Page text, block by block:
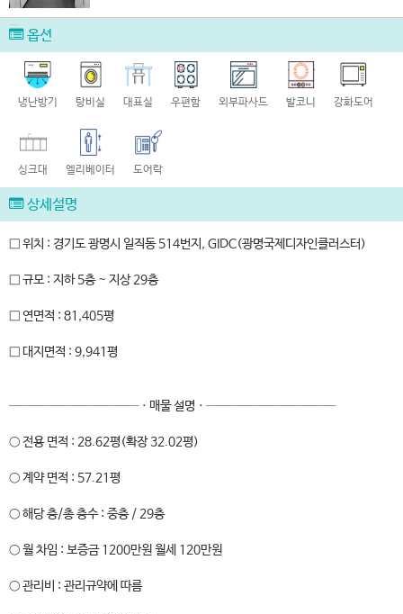
옵션
냉난방기 탕비실 대표실 우편함 외부파사드 발코니 강화도어
싱크대 엘리베이터 도어락
상세설명
□ 위치 : 경기도 광명시 일직동 514번지, GIDC(광명국제디자인클러스터)
□ 규모 : 지하 5층 ~ 지상 29층
□ 연면적 : 81,405평
□ 대지면적 : 9,941평
────────────ㆍ매물 설명ㆍ────────────
○ 전용 면적 : 28.62평(확장 32.02평)
○ 계약 면적 : 57.21평
○ 해당 층/총 층수 : 중층 / 29층
○ 월 차임 : 보증금 1200만원 월세 120만원
○ 관리비 : 관리규약에 따름